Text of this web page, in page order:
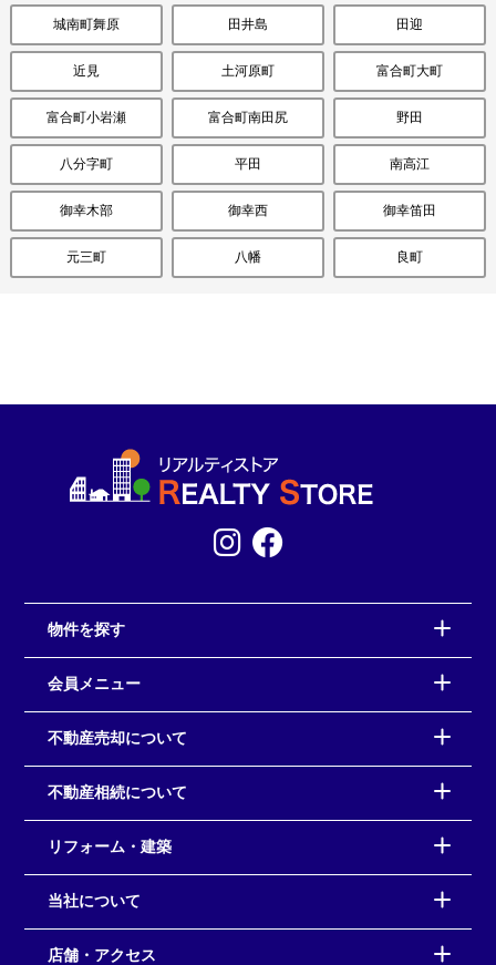
城南町舞原 田井島 田迎
近見 土河原町 富合町大町
富合町小岩瀬 富合町南田尻 野田
八分字町 平田 南高江
御幸木部 御幸西 御幸笛田
元三町 八幡 良町
物件を探す
会員メニュー
不動産売却について
不動産相続について
リフォーム・建築
当社について
店舗・アクセス